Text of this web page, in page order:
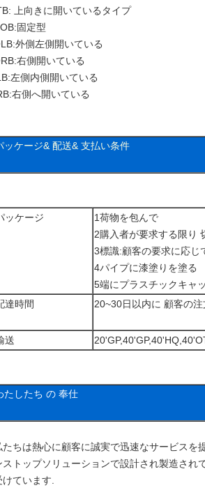
上向きに開いているタイプ
固定型
外側左側開いている
右側開いている
左側内側開いている
右側へ開いている
ッケージ& 配送& 支払い条件
ッケージ
1荷物を包んで
2購入者が要求する限り
3標識:顧客の要求に応じ
4パイプに漆塗りを塗る
5端にプラスチックキャ
達時間
20~30日以内に 顧客の
送
たしたち の 奉仕
たちは熱心に顧客に誠実で迅速なサービスを
ストップソリューションで設計され製造され
けています.